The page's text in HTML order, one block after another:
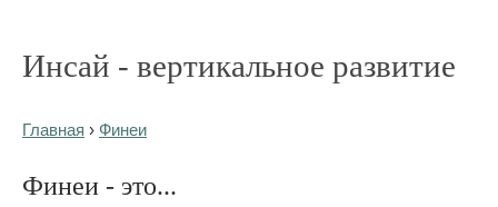
Инсай - вертикальное развитие
Главная › Финеи
Финеи - это...